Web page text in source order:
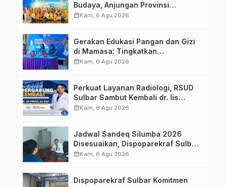
Budaya, Anjungan Provinsi
Sulawesi Barat Perkuat Kolaborasi
calendar_monthKam, 6 Agu 2026
Gerakan Edukasi Pangan dan Gizi
di Mamasa: Tingkatkan
Pengetahuan dan Keterampilan
calendar_monthKam, 6 Agu 2026
Perkuat Layanan Radiologi, RSUD
Sulbar Sambut Kembali dr. Iis
Imelda, Sp.Rad
calendar_monthKam, 6 Agu 2026
Jadwal Sandeq Silumba 2026
Disesuaikan, Dispoparekraf Sulbar
Pastikan Persiapan Tetap
calendar_monthKam, 6 Agu 2026
Dispoparekraf Sulbar Komitmen